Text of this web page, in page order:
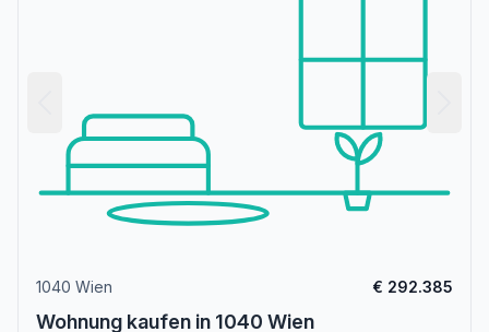
1040 Wien € 292.385
Wohnung kaufen in 1040 Wien